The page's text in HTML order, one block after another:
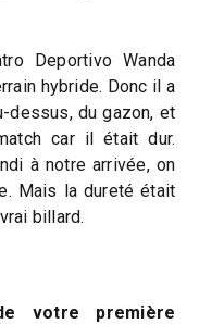
Deportivo Wanda
hybride. Donc il a
dessus, du gazon, et
car il était dur.
à notre arrivée, on
Mais la dureté était
billard.
votre première